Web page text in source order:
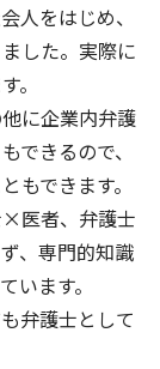
人をはじめ、
した。実際に
。
に企業内弁護
できるので、
もできます。
医者、弁護士
、専門的知識
います。
弁護士として